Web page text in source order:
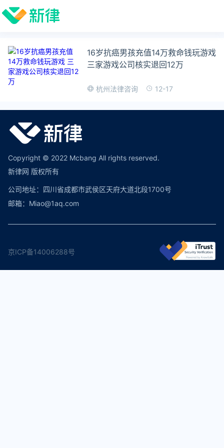
16岁抗癌男孩充值14万救命钱玩游戏
三家游戏公司核实退回12万
杭州法律咨询 12-17
Copyright © 2022 Mcbang All rights reserved.
新律网 版权所有
公司地址：四川省成都市武侯区天府大道北段1700号
邮箱：Miao@1aq.com
京ICP备14006288号